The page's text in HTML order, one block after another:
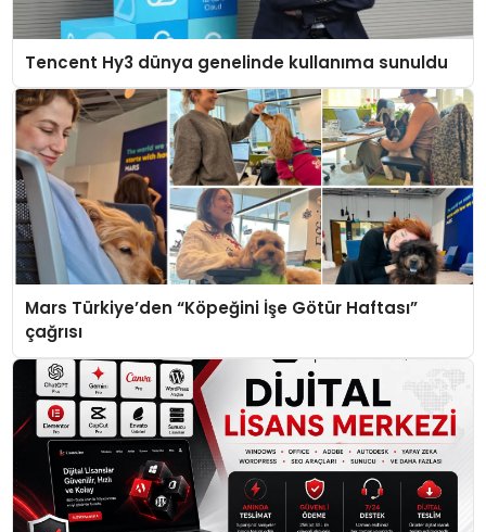
Tencent Hy3 dünya genelinde kullanıma sunuldu
Mars Türkiye’den “Köpeğini İşe Götür Haftası”
çağrısı